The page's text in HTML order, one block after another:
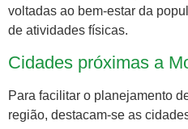
voltadas ao bem-estar da
de atividades físicas.
Cidades próximas a
Para facilitar o planejamento
região, destacam-se as